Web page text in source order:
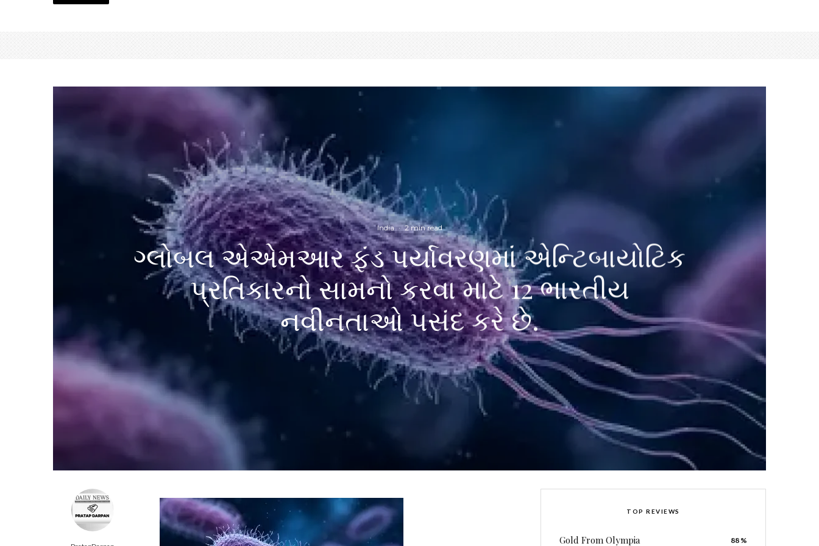
India · 2 min read
ગ્લોબલ એએમઆર ફંડ પર્યાવરણમાં એન્ટિબાયોટિક
પ્રતિકારનો સામનો કરવા માટે 12 ભારતીય
નવીનતાઓ પસંદ કરે છે.
TOP REVIEWS
Gold From Olympia 88